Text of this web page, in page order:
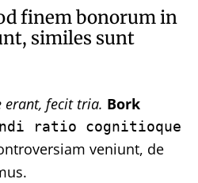
finem bonorum in
similes sunt
erant, fecit tria. Bork
ratio cognitioque
veniunt, de